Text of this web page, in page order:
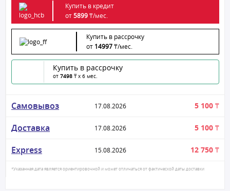
Купить в кредит
от5899₸/мес.
Купить в рассрочку
от 14997₸/мес.
Купить в рассрочку
от 7498 ₸ x 6 мес.
Самовывоз 17.08.2026 5 100 ₸
Доставка 17.08.2026 5 100 ₸
Express 15.08.2026 12 750 ₸
*Указанная дата является ориентировочной и может отличаться от фактической даты доставки